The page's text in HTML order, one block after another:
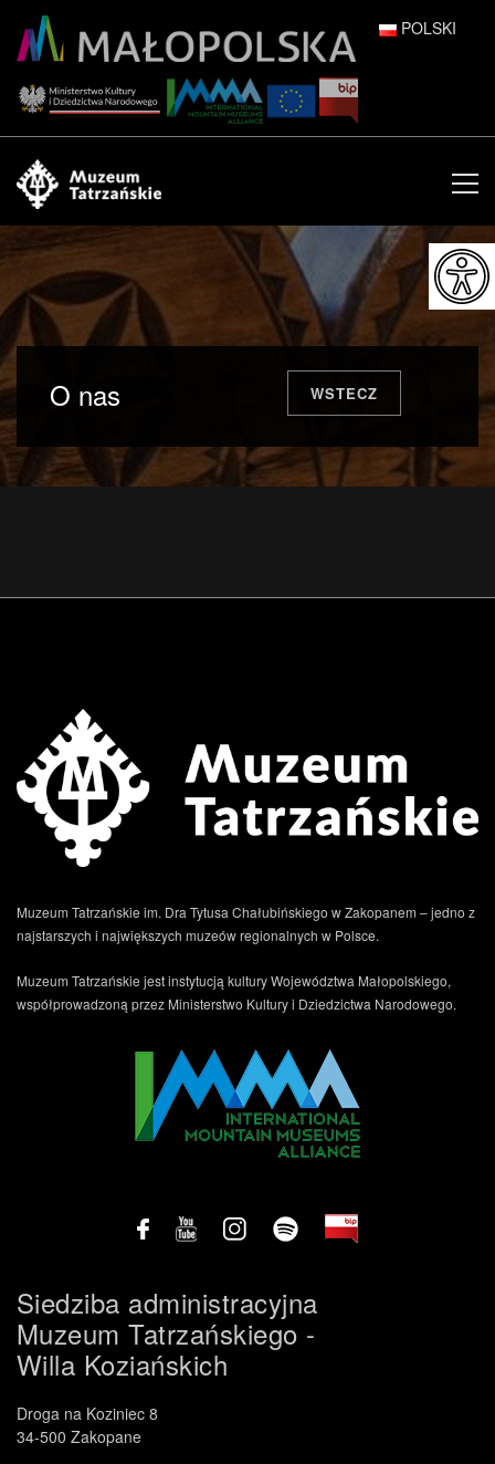
POLSKI
ENGLISH
ESPAÑOL
FRANÇAIS
ITALIANO
日本語
O nas WSTECZ
Muzeum Tatrzańskie im. Dra Tytusa Chałubińskiego w Zakopanem – jedno z
najstarszych i największych muzeów regionalnych w Polsce.
Muzeum Tatrzańskie jest instytucją kultury Województwa Małopolskiego,
współprowadzoną przez Ministerstwo Kultury i Dziedzictwa Narodowego.
Siedziba administracyjna
Muzeum Tatrzańskiego -
Willa Koziańskich
Droga na Koziniec 8
34-500 Zakopane